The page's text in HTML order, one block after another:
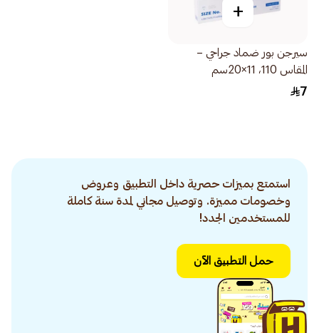
+
سيرجن بور ضماد جراحي –
المقاس 110، 11×20سم
7
استمتع بميزات حصرية داخل التطبيق وعروض
وخصومات مميزة. وتوصيل مجاني لمدة سنة كاملة
للمستخدمين الجدد!
حمل التطبيق الآن